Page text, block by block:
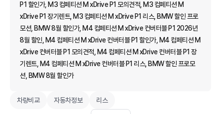
P1 할인가, M3 컴페티션 M xDrive P1 모의견적, M3 컴페티션 M
xDrive P1 장기렌트, M3 컴페티션 M xDrive P1 리스, BMW 할인 프로
모션, BMW 8월 할인가, M4 컴페티션 M xDrive 컨버터블 P1 2026년
8월 할인, M4 컴페티션 M xDrive 컨버터블 P1 할인가, M4 컴페티션 M
xDrive 컨버터블 P1 모의견적, M4 컴페티션 M xDrive 컨버터블 P1 장
기렌트, M4 컴페티션 M xDrive 컨버터블 P1 리스, BMW 할인 프로모
션, BMW 8월 할인가
차량비교 자동차정보 리스